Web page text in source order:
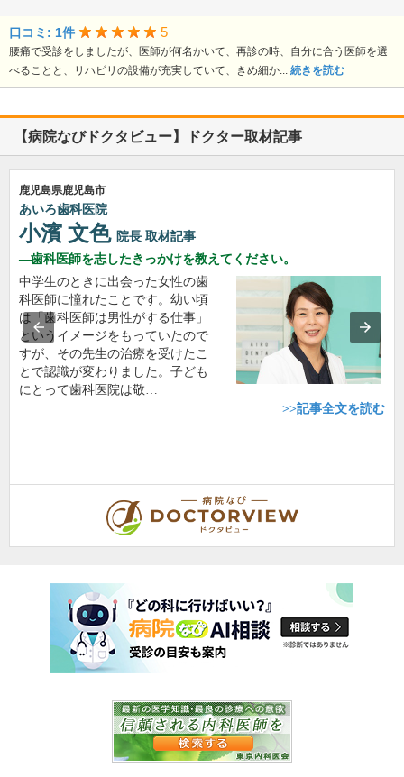
口コミ: 1件 5
腰痛で受診をしましたが、医師が何名かいて、再診の時、自分に合う医師を選
べることと、リハビリの設備が充実していて、きめ細か... 続きを読む
【病院なびドクタビュー】ドクター取材記事
鹿児島県鹿児島市
あいろ歯科医院
小濱 文色 院長 取材記事
歯科医師を志したきっかけを教えてください。
中学生のときに出会った女性の歯
科医師に憧れたことです。幼い頃
は「歯科医師は男性がする仕事」
というイメージをもっていたので
すが、その先生の治療を受けたこ
とで認識が変わりました。子ども
にとって歯科医院は敬…
>>記事全文を読む